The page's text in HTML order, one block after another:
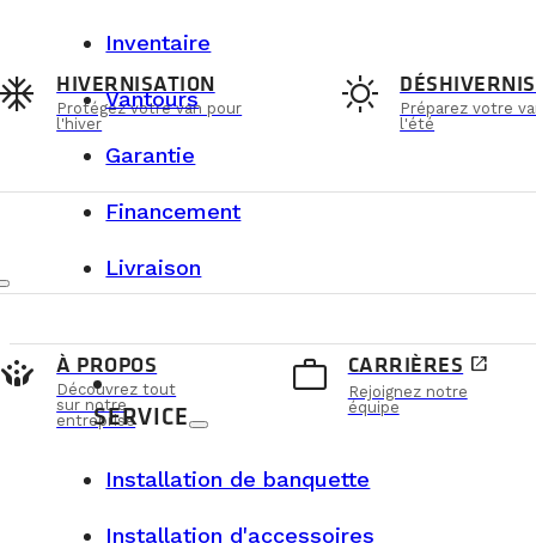
HIVERNISATION
Protégez votre van pour
l'hiver
sunny
Préparez votre
l'été
À PROPOS
Découvrez tout
sur notre
entreprise
work_outline CARRIÈRES open_in_new
Rejoignez notre
équipe
Inventaire
Vantours
Garantie
Financement
Livraison
SERVICE
Installation de banquette
Installation d'accessoires
GUIDE D'ACHAT & TECHNIQUE
Pourquoi les véhicules VanLife
valeur de revente?